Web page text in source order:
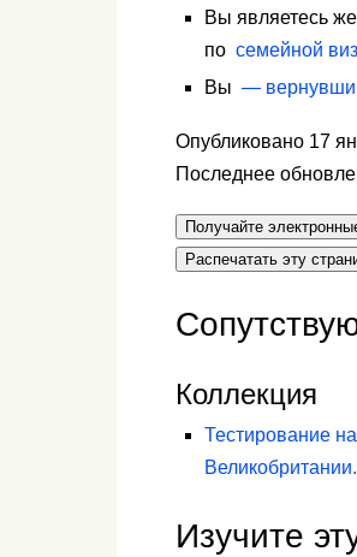
Вы являетесь
по семейной
Вы —
Опубликовано 17
Последнее
Получайте
Распечатать эту
Коллекция
Тестирование
Великобритании.
Изучите